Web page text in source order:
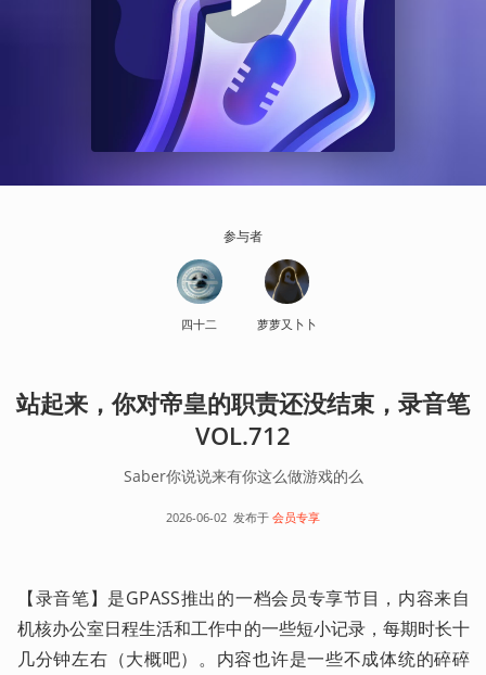
参与者
四十二 萝萝又卜卜
站起来，你对帝皇的职责还没结束，录音笔
VOL.712
Saber你说说来有你这么做游戏的么
2026-06-02 发布于 会员专享
【录音笔】是GPASS推出的一档会员专享节目，内容来自
机核办公室日程生活和工作中的一些短小记录，每期时长十
几分钟左右（大概吧）。内容也许是一些不成体统的碎碎